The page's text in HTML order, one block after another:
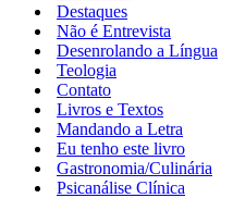
Destaques
Não é Entrevista
Desenrolando a Língua
Teologia
Contato
Livros e Textos
Mandando a Letra
Eu tenho este livro
Gastronomia/Culinária
Psicanálise Clínica